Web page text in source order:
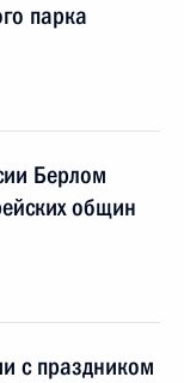
парка
Берлом
общин
с праздником